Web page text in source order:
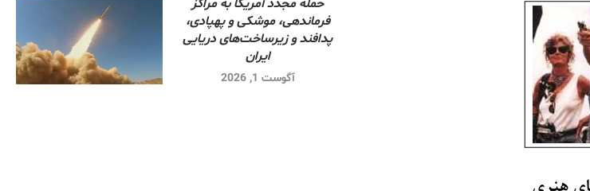
حمله مجدد آمریکا به مراکز
فرماندهی، موشکی و پهپادی،
پدافند و زیرساخت‌های دریایی
ایران
آگوست 1, 2026